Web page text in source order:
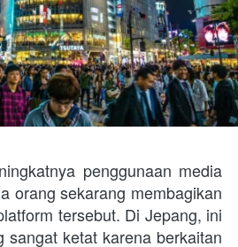
penggunaan media
orang sekarang membagikan
tersebut. Di Jepang, ini
sangat ketat karena berkaitan